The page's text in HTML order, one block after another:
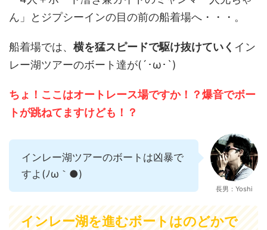
ん」とジプシーインの目の前の船着場へ・・・。
船着場では、 横を猛スピードで駆け抜けていく イン
レー湖ツアーのボート達が(´･ω･`)
ちょ！ここはオートレース場ですか！？爆音でボー
トが跳ねてますけども！？
インレー湖ツアーのボートは凶暴で
すよ(ﾉω｀●)
長男：Yoshi
インレー湖を進むボートはのどかで